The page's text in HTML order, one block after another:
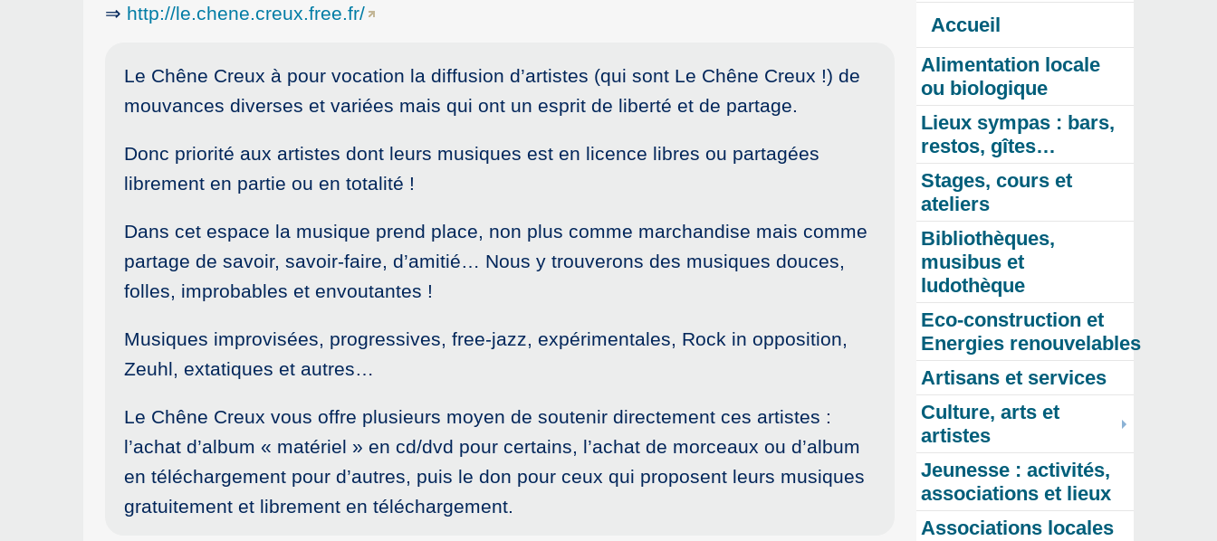
⇒ http://le.chene.creux.free.fr/
Le Chêne Creux à pour vocation la diffusion d’artistes (qui sont Le Chêne Creux !) de
mouvances diverses et variées mais qui ont un esprit de liberté et de partage.
Donc priorité aux artistes dont leurs musiques est en licence libres ou partagées
librement en partie ou en totalité !
Dans cet espace la musique prend place, non plus comme marchandise mais comme
partage de savoir, savoir-faire, d’amitié… Nous y trouverons des musiques douces,
folles, improbables et envoutantes !
Musiques improvisées, progressives, free-jazz, expérimentales, Rock in opposition,
Zeuhl, extatiques et autres…
Le Chêne Creux vous offre plusieurs moyen de soutenir directement ces artistes :
l’achat d’album « matériel » en cd/dvd pour certains, l’achat de morceaux ou d’album
en téléchargement pour d’autres, puis le don pour ceux qui proposent leurs musiques
gratuitement et librement en téléchargement.
Accueil
Alimentation locale
ou biologique
Lieux sympas : bars,
restos, gîtes…
Stages, cours et
ateliers
Bibliothèques,
musibus et
ludothèque
Eco-construction et
Energies renouvelables
Artisans et services
Culture, arts et
artistes
Jeunesse : activités,
associations et lieux
Associations locales